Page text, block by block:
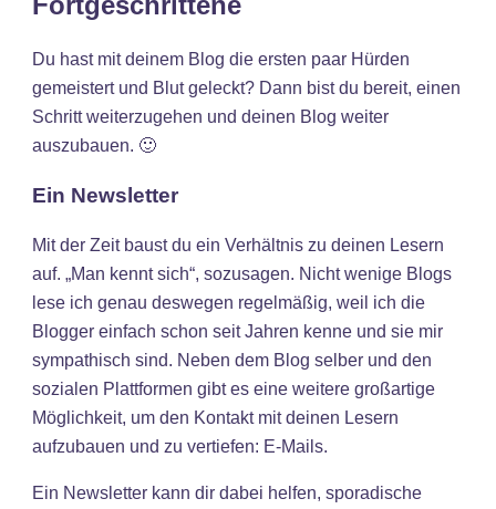
Du hast mit deinem Blog die ersten paar Hürden
gemeistert und Blut geleckt? Dann bist du bereit, einen
Schritt weiterzugehen und deinen Blog weiter
auszubauen. 🙂
Ein Newsletter
Mit der Zeit baust du ein Verhältnis zu deinen Lesern
auf. „Man kennt sich“, sozusagen. Nicht wenige Blogs
lese ich genau deswegen regelmäßig, weil ich die
Blogger einfach schon seit Jahren kenne und sie mir
sympathisch sind. Neben dem Blog selber und den
sozialen Plattformen gibt es eine weitere großartige
Möglichkeit, um den Kontakt mit deinen Lesern
aufzubauen und zu vertiefen: E-Mails.
Ein Newsletter kann dir dabei helfen, sporadische